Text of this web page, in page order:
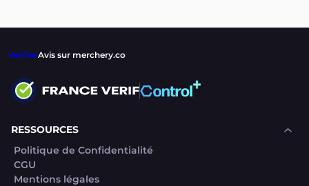
VerifierAvis sur merchery.co
RESSOURCES
Politique de Confidentialité
CGU
Mentions légales